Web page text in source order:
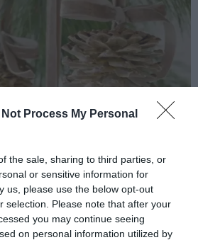
Not Process My Personal
the sale, sharing to third parties, or
or sensitive information for
us, please use the below opt-out
selection. Please note that after your
you may continue seeing
on personal information utilized by